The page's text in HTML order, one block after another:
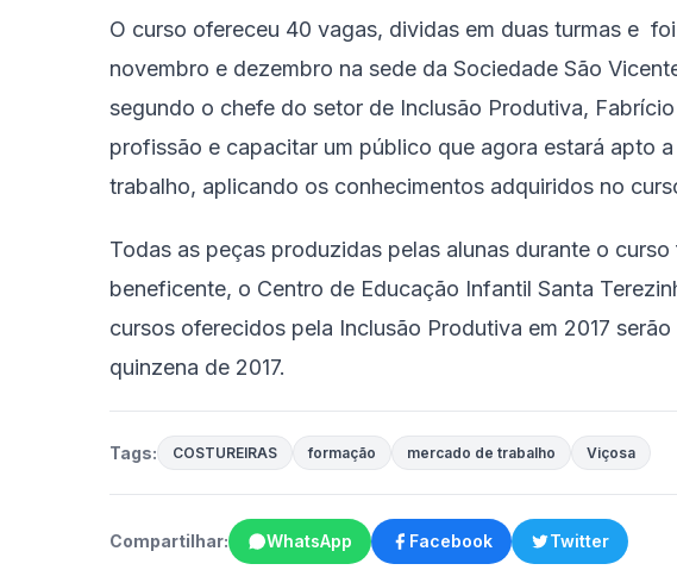
O curso ofereceu 40 vagas, dividas em duas turmas e
novembro e dezembro na sede da Sociedade São
segundo o chefe do setor de Inclusão Produtiva,
profissão e capacitar um público que agora estará apto
trabalho, aplicando os conhecimentos adquiridos no
Todas as peças produzidas pelas alunas durante o
beneficente, o Centro de Educação Infantil Santa
cursos oferecidos pela Inclusão Produtiva em 2017
quinzena de 2017.
Tags: COSTUREIRAS formação mercado de trabalho Viçosa
Compartilhar: WhatsApp Facebook Twitter